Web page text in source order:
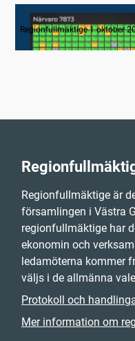
1. Inledning
Regionfullmäktige 1 oktober
Regionfullmäktige är
församlingen i Västra
regionfullmäktige har
ekonomin och
ledamöterna kommer
väljs i de allmänna
Protokoll och
Mer information om